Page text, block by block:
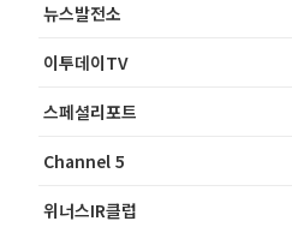
뉴스발전소
이투데이TV
스페셜리포트
Channel 5
위너스IR클럽